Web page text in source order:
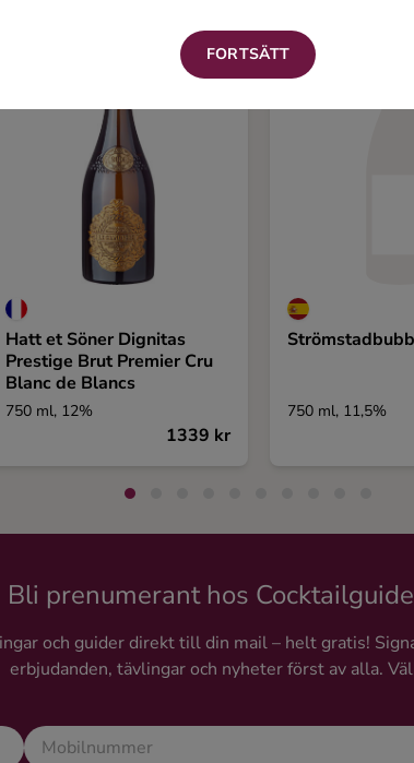
FORTSÄTT
Hatt et Söner Dignitas
Prestige Brut Premier Cru
Blanc de Blancs
750 ml, 12%
1339 kr
750 ml, 11,5%
Bli prenumerant hos
och guider direkt till din mail – helt gratis!
erbjudanden, tävlingar och nyheter först av alla.